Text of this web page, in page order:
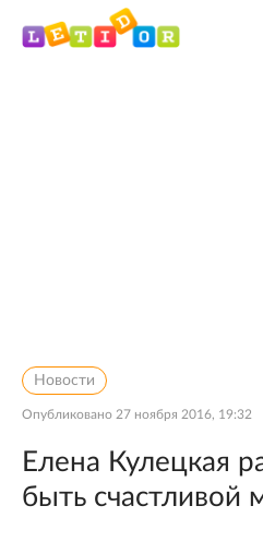
Новости
Опубликовано 27 ноября 2016, 19:32
Елена Кулецкая
быть счастливой